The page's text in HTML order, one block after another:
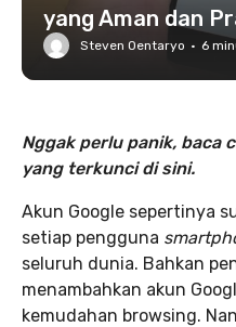
yang Aman dan
Steven Oentaryo · 6
Nggak perlu panik, baca
yang terkunci di sini.
Akun Google sepertinya
setiap pengguna
seluruh dunia. Bahkan
menambahkan akun
kemudahan browsing.